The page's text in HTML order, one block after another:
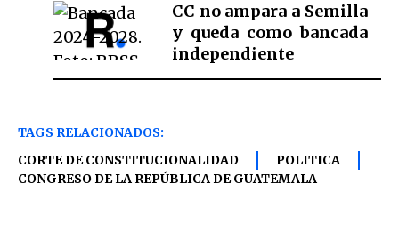
CC no ampara a Semilla
y queda como bancada
independiente
TAGS RELACIONADOS:
CORTE DE CONSTITUCIONALIDAD
POLITICA
CONGRESO DE LA REPÚBLICA DE GUATEMALA